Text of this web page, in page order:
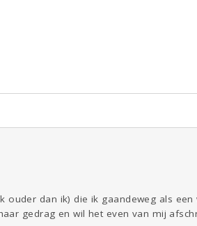
Beauty
dan ik) die ik gaandeweg als een
gedrag en wil het even van mij